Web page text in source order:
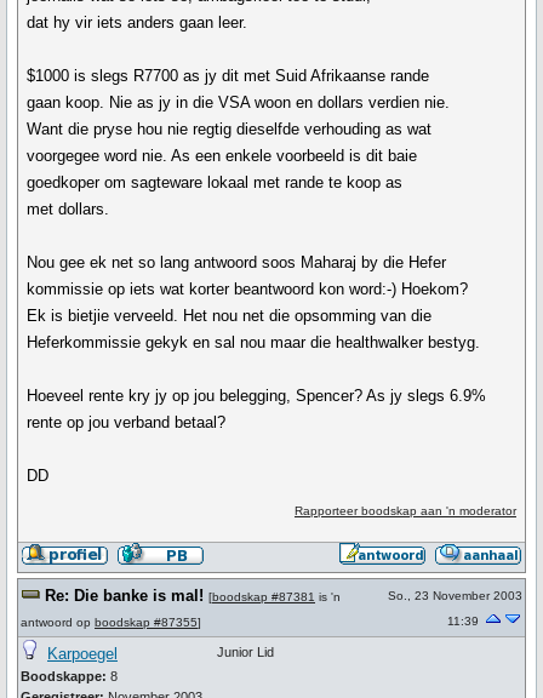
dat hy vir iets anders gaan leer.
$1000 is slegs R7700 as jy dit met Suid Afrikaanse rande
gaan koop. Nie as jy in die VSA woon en dollars verdien nie.
Want die pryse hou nie regtig dieselfde verhouding as wat
voorgegee word nie. As een enkele voorbeeld is dit baie
goedkoper om sagteware lokaal met rande te koop as
met dollars.
Nou gee ek net so lang antwoord soos Maharaj by die Hefer
kommissie op iets wat korter beantwoord kon word:-) Hoekom?
Ek is bietjie verveeld. Het nou net die opsomming van die
Heferkommissie gekyk en sal nou maar die healthwalker bestyg.
Hoeveel rente kry jy op jou belegging, Spencer? As jy slegs 6.9%
rente op jou verband betaal?
DD
Rapporteer boodskap aan 'n moderator
Re: Die banke is mal! [boodskap #87381 is 'n
antwoord op boodskap #87355]
So., 23 November 2003
11:39
Karpoegel
Boodskappe: 8
Junior Lid